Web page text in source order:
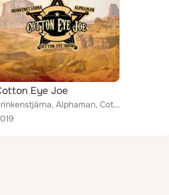
Eye Joe
Brinkenstjärna, Alphaman, Cotton Eye Joe Show